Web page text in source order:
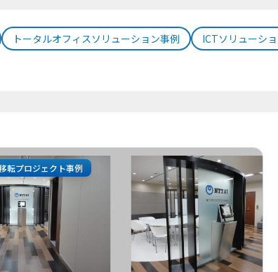
トータルオフィスソリューション事例
ICTソリューシ
転プロジェクト事例